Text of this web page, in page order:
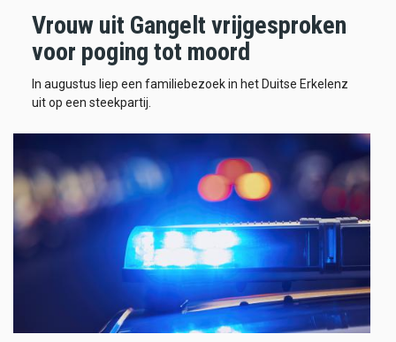
Vrouw uit Gangelt vrijgesproken
voor poging tot moord
In augustus liep een familiebezoek in het Duitse Erkelenz
uit op een steekpartij.